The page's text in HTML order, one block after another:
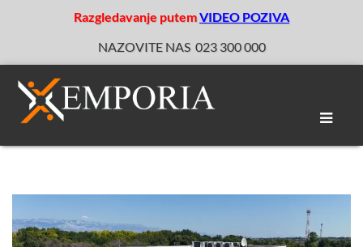
Razgledavanje putemVIDEO POZIVA
NAZOVITE NAS 023 300 000
Toggle